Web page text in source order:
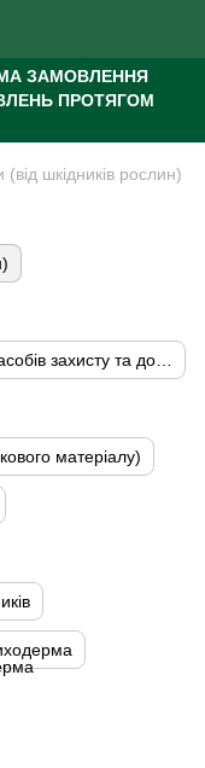
ЗАМОВЛЕННЯ
ПРОТЯГОМ
(від шкідників рослин)
матеріалу)